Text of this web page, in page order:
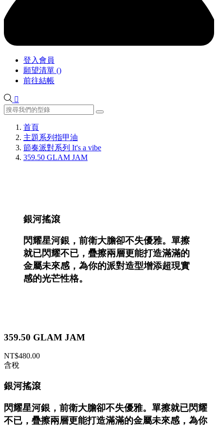
登入會員
願望清單 ()
前往結帳

首頁
主題系列指甲油
節奏派對系列 It's a vibe
359.50 GLAM JAM
銀河搖滾
閃耀星河銀，前衛大膽卻不失優雅。單擦
就已閃耀不已，疊擦兩層更能打造滿滿的
金屬未來感，為你的派對造型增添超現實
感的光芒性格。
359.50 GLAM JAM
NT$480.00
含稅
銀河搖滾
閃耀星河銀，前衛大膽卻不失優雅。單擦就已閃耀
不已，疊擦兩層更能打造滿滿的金屬未來感，為你